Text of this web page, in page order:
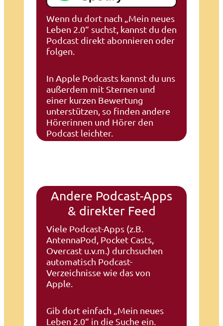
Wenn du dort nach „Mein neues
Leben 2.0“ suchst, kannst du den
Podcast direkt abonnieren oder
folgen.
In Apple Podcasts kannst du uns
außerdem mit Sternen und
einer kurzen Bewertung
unterstützen, so finden andere
Hörerinnen und Hörer den
Podcast leichter.
Andere Podcast-Apps
& direkter Feed
Viele Podcast-Apps (z.B.
AntennaPod, Pocket Casts,
Overcast u.v.m.) durchsuchen
automatisch Podcast-
Verzeichnisse wie das von
Apple.
Gib dort einfach „Mein neues
Leben 2.0“ in die Suche ein.